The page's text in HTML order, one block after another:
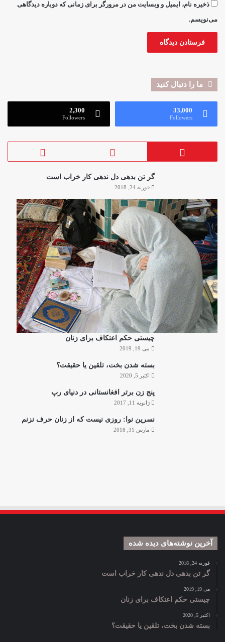
ذخیره نام، ایمیل و وبسایت من در مرورگر برای زمانی که دوباره دیدگاهی
می‌نویسم.
ما را دنبال کنید
33,000
Followers
2,300
Followers
گر تن بدهی دل ندهی کار خراب است
فوریه 24, 2018
چیستی حکم اعتکاف برای زنان
می 19, 2019
بسته شدن بخت، تلقین یا حقیقت؟
اکتبر 5, 2020
پنج زن برتر افغانستانی در دنیای رپ
ژانویه 11, 2017
نسرین نوا: روزی نیست که از زنان حرف نزنم
مارس 31, 2018
آخرین نوشته‌های دیده شده
فوریه 24, 2018
گر تن بدهی دل ندهی کار خراب است
می 19, 2019
چیستی حکم اعتکاف برای زنان
اکتبر 5, 2020
بسته شدن بخت، تلقین یا حقیقت؟